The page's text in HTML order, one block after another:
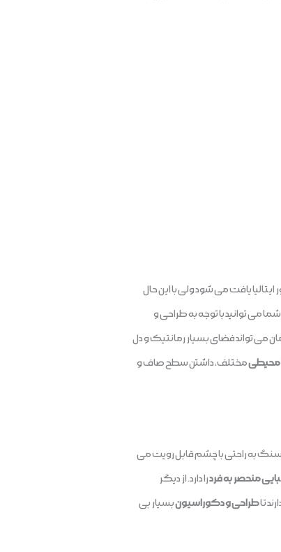
یافت می شود ولی با این حال
می توانید با توجه به طراحی و
می تواند فضای بسیار رمانتیک و دل
محیطیمختلف، داشتن سطح صاف و
سنگ به راحتی با چشم قابل رویت می
منحصر به فردرا دارد. از دیگر
تاطراحی و دکوراسیونبسیار بی